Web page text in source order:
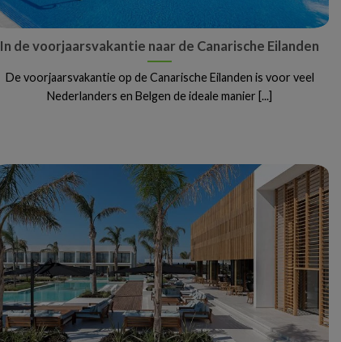
In de voorjaarsvakantie naar de Canarische Eilanden
De voorjaarsvakantie op de Canarische Eilanden is voor veel
Nederlanders en Belgen de ideale manier [...]